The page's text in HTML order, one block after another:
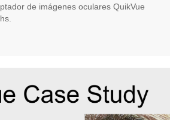
de imágenes oculares QuikVue